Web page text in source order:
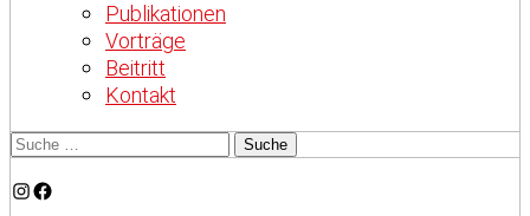
Publikationen
Vorträge
Beitritt
Kontakt
Instagram
Facebook